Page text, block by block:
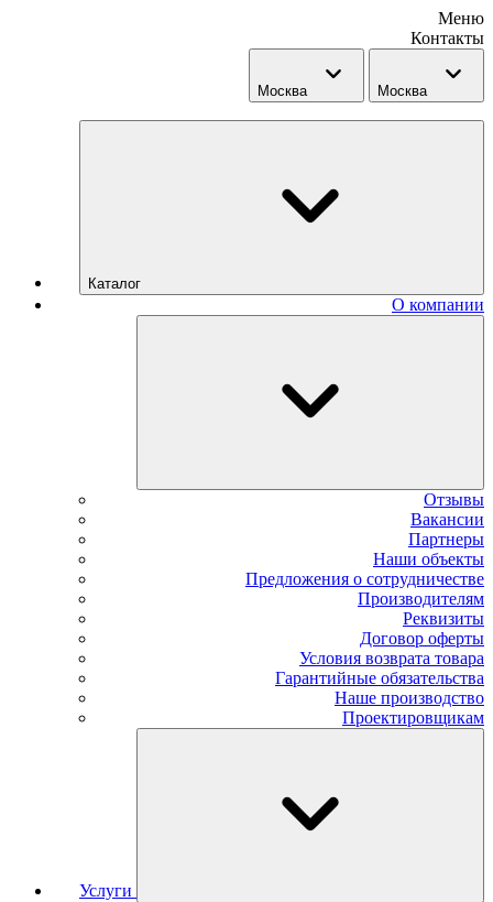
Меню
Контакты
Москва Москва
Каталог
О компании
Отзывы
Вакансии
Партнеры
Наши объекты
Предложения о сотрудничестве
Производителям
Реквизиты
Договор оферты
Условия возврата товара
Гарантийные обязательства
Наше производство
Проектировщикам
Услуги